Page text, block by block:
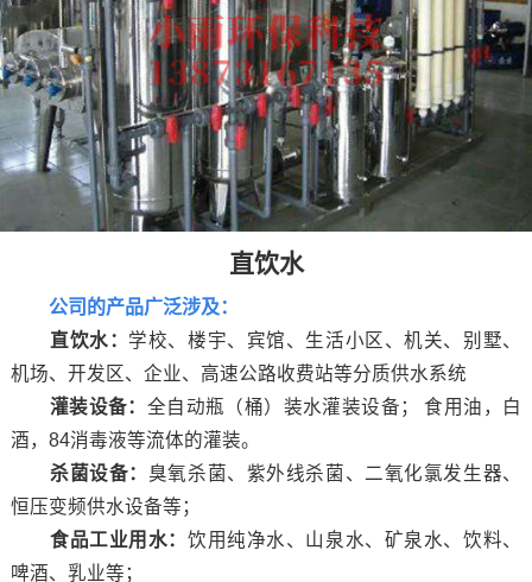
直饮水
公司的产品广泛涉及：
直饮水： 学校、楼宇、宾馆、生活小区、机关、别墅、
机场、开发区、企业、高速公路收费站等分质供水系统
灌装设备： 全自动瓶（桶）装水灌装设备； 食用油，白
酒，84消毒液等流体的灌装。
杀菌设备： 臭氧杀菌、紫外线杀菌、二氧化氯发生器、
恒压变频供水设备等；
食品工业用水：饮用纯净水、山泉水、矿泉水、饮料、
啤酒、乳业等；